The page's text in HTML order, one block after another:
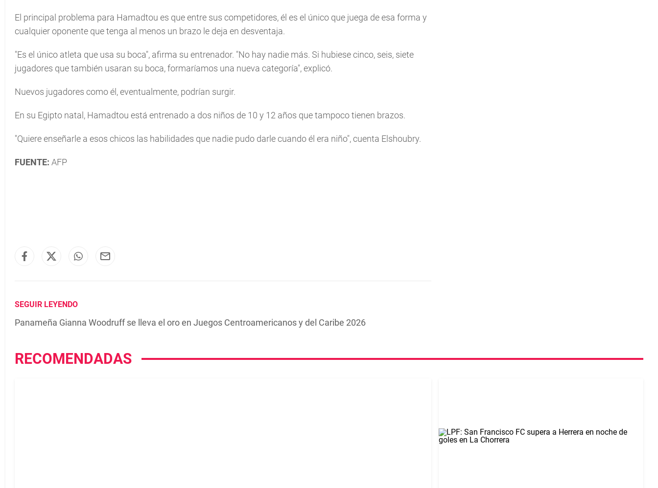
El principal problema para Hamadtou es que entre sus competidores, él es el único que juega de esa forma y
cualquier oponente que tenga al menos un brazo le deja en desventaja.
"Es el único atleta que usa su boca", afirma su entrenador. "No hay nadie más. Si hubiese cinco, seis, siete
jugadores que también usaran su boca, formaríamos una nueva categoría", explicó.
Nuevos jugadores como él, eventualmente, podrían surgir.
En su Egipto natal, Hamadtou está entrenado a dos niños de 10 y 12 años que tampoco tienen brazos.
"Quiere enseñarle a esos chicos las habilidades que nadie pudo darle cuando él era niño", cuenta Elshoubry.
FUENTE: AFP
SEGUIR LEYENDO
Panameña Gianna Woodruff se lleva el oro en Juegos Centroamericanos y del Caribe 2026
RECOMENDADAS